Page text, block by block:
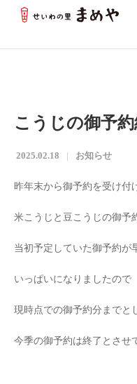
こうじの御予
2025.02.18 お知らせ
昨年末から御予約を受け付
米こうじと豆こうじの御予
当初予定していた御予約が
いっぱいになりましたので
現時点での御予約分までと
今季の御予約は終了とさせ